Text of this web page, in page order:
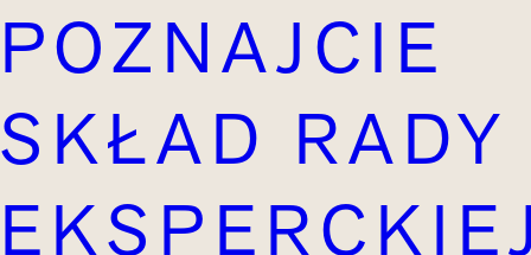
POZNAJCIE
SKŁAD RADY